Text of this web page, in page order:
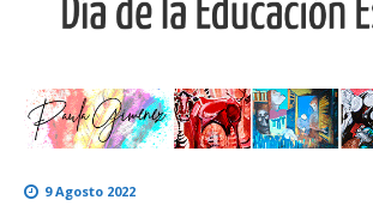
9 Agosto 2022